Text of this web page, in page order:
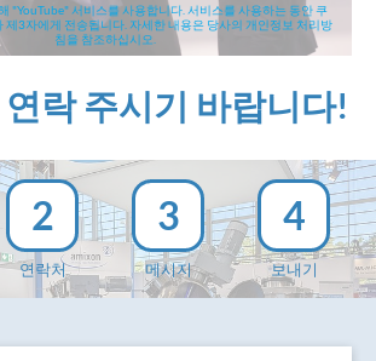
"YouTube" 서비스를 사용합니다. 서비스를 사용하는 동안 쿠
제3자에게 전송됩니다. 자세한 내용은 당사의 개인정보 처리방
침을 참조하십시오.
락 주시기 바랍니다!
2
연락처
3
메시지
4
보내기